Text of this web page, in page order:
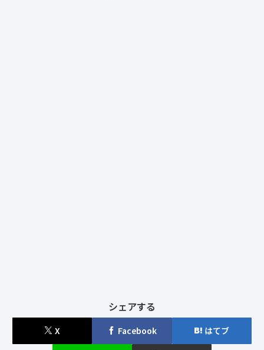
シェアする
X Facebook はてブ